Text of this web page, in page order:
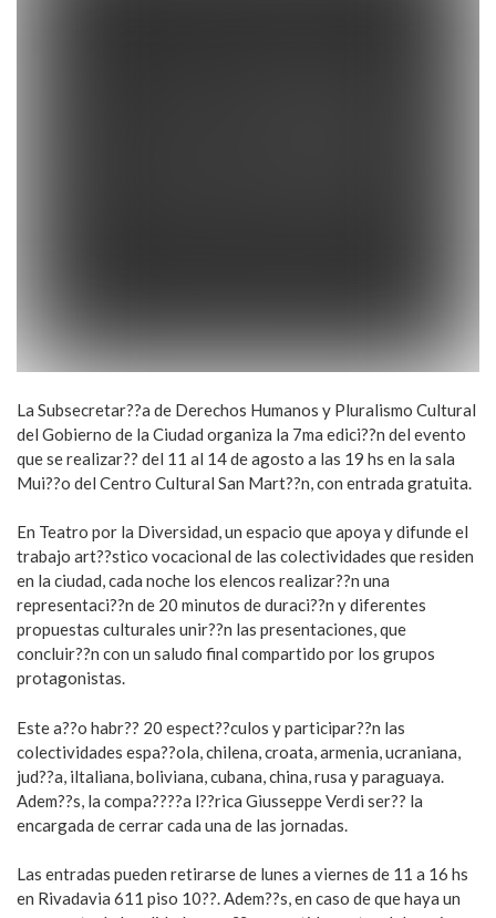
La Subsecretar??a de Derechos Humanos y Pluralismo Cultural
del Gobierno de la Ciudad organiza la 7ma edici??n del evento
que se realizar?? del 11 al 14 de agosto a las 19 hs en la sala
Mui??o del Centro Cultural San Mart??n, con entrada gratuita.
En Teatro por la Diversidad, un espacio que apoya y difunde el
trabajo art??stico vocacional de las colectividades que residen
en la ciudad, cada noche los elencos realizar??n una
representaci??n de 20 minutos de duraci??n y diferentes
propuestas culturales unir??n las presentaciones, que
concluir??n con un saludo final compartido por los grupos
protagonistas.
Este a??o habr?? 20 espect??culos y participar??n las
colectividades espa??ola, chilena, croata, armenia, ucraniana,
jud??a, iltaliana, boliviana, cubana, china, rusa y paraguaya.
Adem??s, la compa????a l??rica Giusseppe Verdi ser?? la
encargada de cerrar cada una de las jornadas.
Las entradas pueden retirarse de lunes a viernes de 11 a 16 hs
en Rivadavia 611 piso 10??. Adem??s, en caso de que haya un